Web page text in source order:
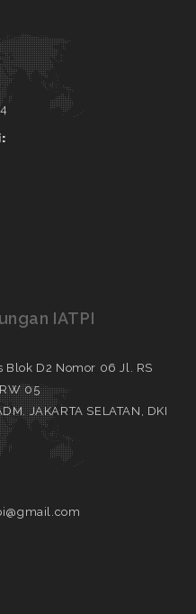
IATPI
Blok D2 Nomor 06 Jl. RS
05
JAKARTA SELATAN, DKI